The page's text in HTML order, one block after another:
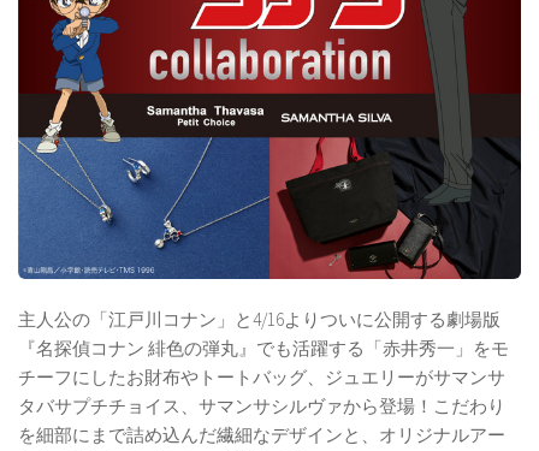
主人公の「江戸川コナン」と4/16よりついに公開する劇場版
『名探偵コナン 緋色の弾丸』でも活躍する「赤井秀一」をモ
チーフにしたお財布やトートバッグ、ジュエリーがサマンサ
タバサプチチョイス、サマンサシルヴァから登場！こだわり
を細部にまで詰め込んだ繊細なデザインと、オリジナルアー